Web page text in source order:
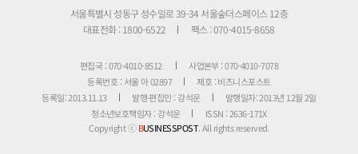
서울특별시 성동구 성수일로 39-34 서울숲더스페이스 12층
대표전화 : 1800-6522
팩스 : 070-4015-8658
편집국 : 070-4010-8512
사업본부 : 070-4010-7078
등록번호 : 서울 아 02897
제호 : 비즈니스포스트
등록일: 2013.11.13
발행·편집인 : 강석운
발행일자: 2013년 12월 2일
청소년보호책임자 : 강석운
ISSN : 2636-171X
Copyright ⓒBUSINESSPOST. All rights reserved.